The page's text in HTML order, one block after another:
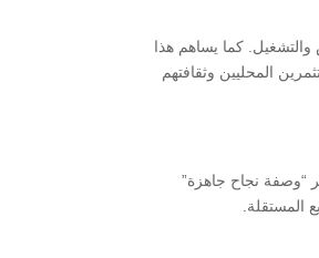
كما يساهم هذا
المحليين وثقافتهم
“وصفة نجاح جاهزة”
المستقلة.